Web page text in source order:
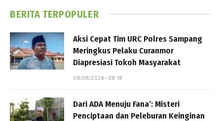
BERITA TERPOPULER
Aksi Cepat Tim URC Polres Sampang
Meringkus Pelaku Curanmor
Diapresiasi Tokoh Masyarakat
09/08/2026 - 08:18
Dari ADA Menuju Fana’: Misteri
Penciptaan dan Peleburan Keinginan